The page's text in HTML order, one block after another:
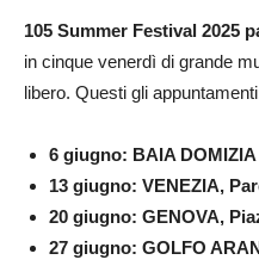
105 Summer Festival 2025
in cinque venerdì di grande
libero. Questi gli
6 giugno: BAIA
13 giugno: VENEZIA,
20 giugno: GENOVA,
27 giugno: GOLFO